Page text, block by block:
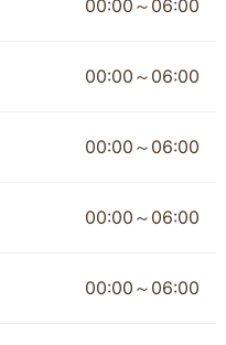
00:00～06:00
00:00～06:00
00:00～06:00
00:00～06:00
00:00～06:00